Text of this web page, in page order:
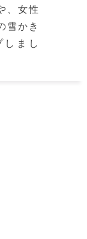
、女性
雪かき
まし